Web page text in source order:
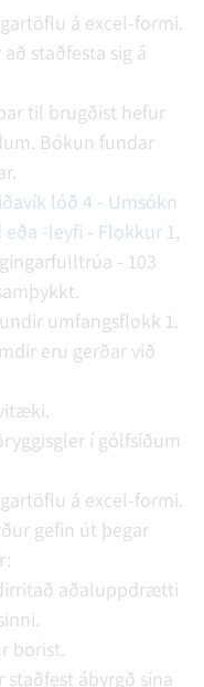
á excel-formi.
staðfesta sig á
til brugðist hefur
Bókun fundar
lóð 4 - Umsókn
-leyfi - Flokkur 1,
- 103
umfangsflokk 1.
eru gerðar við
í gólfsíðum
á excel-formi.
gefin út þegar
aðaluppdrætti
borist.
ábyrgð sína